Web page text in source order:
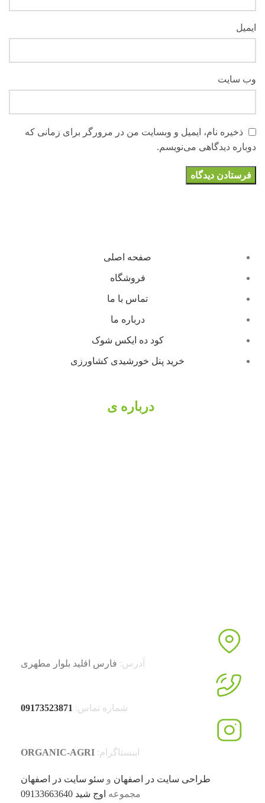
ایمیل
وب‌ سایت
ذخیره نام، ایمیل و وبسایت من در مرورگر برای زمانی که
دوباره دیدگاهی می‌نویسم.
صفحه اصلی
فروشگاه
تماس با ما
درباره ما
کود ده ایکس شوک
خرید پنل خورشیدی کشاورزی
درباره ی
آدرس: فارس اقلید بلوار مطهری
شماره تماس: 09173523871
اینستاگرام: ORGANIC-AGRI
طراحی سایت در اصفهان و سئو سایت در اصفهان
مجموعه اوج شید 09133663640